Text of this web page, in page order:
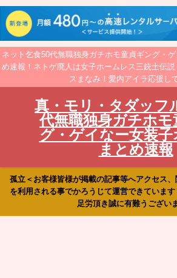
ネット乞食50代無職独身ガチホモ童貞ギング・
め速報！ネトゲ廃人は女子ホームレス三銃士伝
スまなみ！愛内アイラ応援し
真・モリ・タダッフ
代無職独身ガチホモ
グ・ゲイなー女装子
まとめ速報
孤立＜お客様皆様が掲載の記事等へアクセス
を利用される事でかろうじて運営できていま
足労頂き誠に有難うござい